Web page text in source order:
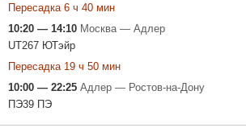
Пересадка 6 ч 40 мин
10:20 — 14:10 Москва — Адлер
UT267 ЮТэйр
Пересадка 19 ч 50 мин
10:00 — 22:25 Адлер — Ростов-на-Дону
ПЭ39 ПЭ